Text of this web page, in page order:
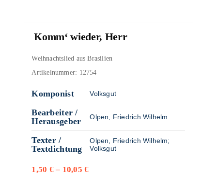
Komm‘ wieder, Herr
Weihnachtslied aus Brasilien
Artikelnummer: 12754
Komponist Volksgut
Bearbeiter /
Herausgeber
Olpen, Friedrich Wilhelm
Texter /
Textdichtung
Olpen, Friedrich Wilhelm;
Volksgut
1,50 €– 10,05€